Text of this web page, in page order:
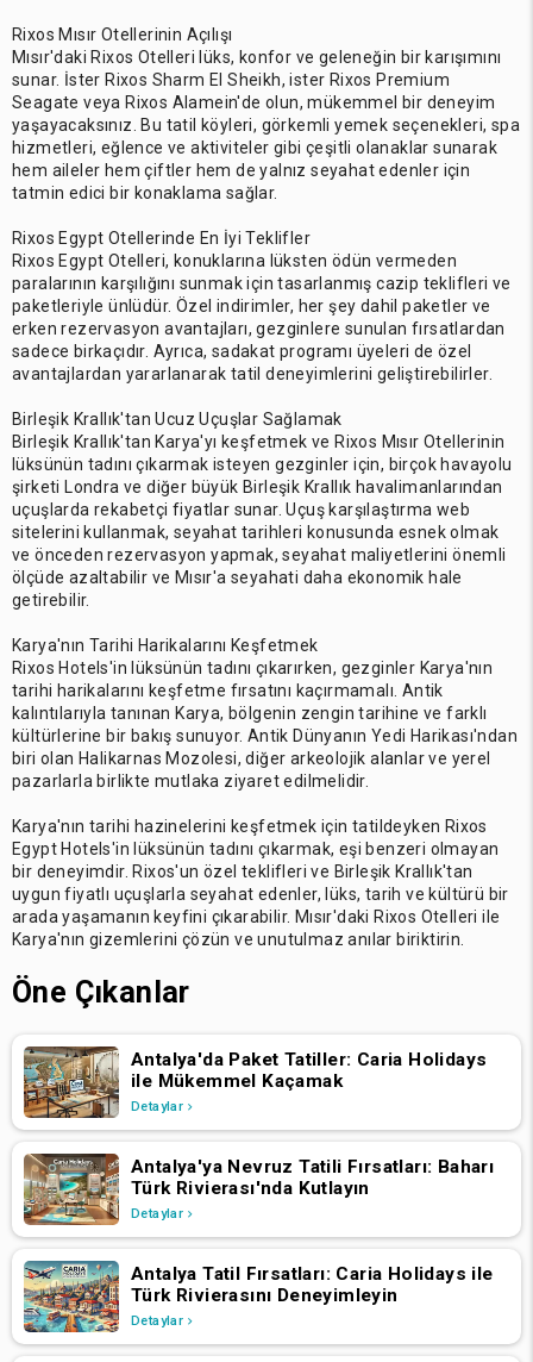
Rixos Mısır Otellerinin Açılışı
Mısır'daki Rixos Otelleri lüks, konfor ve geleneğin bir karışımını
sunar. İster Rixos Sharm El Sheikh, ister Rixos Premium
Seagate veya Rixos Alamein'de olun, mükemmel bir deneyim
yaşayacaksınız. Bu tatil köyleri, görkemli yemek seçenekleri, spa
hizmetleri, eğlence ve aktiviteler gibi çeşitli olanaklar sunarak
hem aileler hem çiftler hem de yalnız seyahat edenler için
tatmin edici bir konaklama sağlar.
Rixos Egypt Otellerinde En İyi Teklifler
Rixos Egypt Otelleri, konuklarına lüksten ödün vermeden
paralarının karşılığını sunmak için tasarlanmış cazip teklifleri ve
paketleriyle ünlüdür. Özel indirimler, her şey dahil paketler ve
erken rezervasyon avantajları, gezginlere sunulan fırsatlardan
sadece birkaçıdır. Ayrıca, sadakat programı üyeleri de özel
avantajlardan yararlanarak tatil deneyimlerini geliştirebilirler.
Birleşik Krallık'tan Ucuz Uçuşlar Sağlamak
Birleşik Krallık'tan Karya'yı keşfetmek ve Rixos Mısır Otellerinin
lüksünün tadını çıkarmak isteyen gezginler için, birçok havayolu
şirketi Londra ve diğer büyük Birleşik Krallık havalimanlarından
uçuşlarda rekabetçi fiyatlar sunar. Uçuş karşılaştırma web
sitelerini kullanmak, seyahat tarihleri konusunda esnek olmak
ve önceden rezervasyon yapmak, seyahat maliyetlerini önemli
ölçüde azaltabilir ve Mısır'a seyahati daha ekonomik hale
getirebilir.
Karya'nın Tarihi Harikalarını Keşfetmek
Rixos Hotels'in lüksünün tadını çıkarırken, gezginler Karya'nın
tarihi harikalarını keşfetme fırsatını kaçırmamalı. Antik
kalıntılarıyla tanınan Karya, bölgenin zengin tarihine ve farklı
kültürlerine bir bakış sunuyor. Antik Dünyanın Yedi Harikası'ndan
biri olan Halikarnas Mozolesi, diğer arkeolojik alanlar ve yerel
pazarlarla birlikte mutlaka ziyaret edilmelidir.
Karya'nın tarihi hazinelerini keşfetmek için tatildeyken Rixos
Egypt Hotels'in lüksünün tadını çıkarmak, eşi benzeri olmayan
bir deneyimdir. Rixos'un özel teklifleri ve Birleşik Krallık'tan
uygun fiyatlı uçuşlarla seyahat edenler, lüks, tarih ve kültürü bir
arada yaşamanın keyfini çıkarabilir. Mısır'daki Rixos Otelleri ile
Karya'nın gizemlerini çözün ve unutulmaz anılar biriktirin.
Öne Çıkanlar
Antalya'da Paket Tatiller: Caria Holidays
ile Mükemmel Kaçamak
Detaylar
Antalya'ya Nevruz Tatili Fırsatları: Baharı
Türk Rivierası'nda Kutlayın
Detaylar
Antalya Tatil Fırsatları: Caria Holidays ile
Türk Rivierasını Deneyimleyin
Detaylar